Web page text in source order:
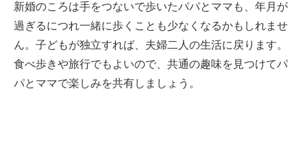
新婚のころは手をつないで歩いたパパとママも、年月が
過ぎるにつれ一緒に歩くことも少なくなるかもしれませ
ん。子どもが独立すれば、夫婦二人の生活に戻ります。
食べ歩きや旅行でもよいので、共通の趣味を見つけてパ
パとママで楽しみを共有しましょう。